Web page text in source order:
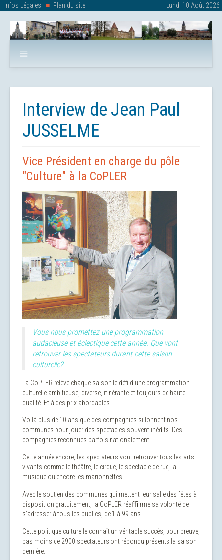
Infos Légales Plan du site Lundi 10 Août 2026
Interview de Jean Paul
JUSSELME
Vice Président en charge du pôle
"Culture" à la CoPLER
Vous nous promettez une programmation
audacieuse et éclectique cette année. Que vont
retrouver les spectateurs durant cette saison
culturelle?
La CoPLER relève chaque saison le défi d’une programmation
culturelle ambitieuse, diverse, itinérante et toujours de haute
qualité. Et à des prix abordables.
Voilà plus de 10 ans que des compagnies sillonnent nos
communes pour jouer des spectacles souvent inédits. Des
compagnies reconnues parfois nationalement.
Cette année encore, les spectateurs vont retrouver tous les arts
vivants comme le théâtre, le cirque, le spectacle de rue, la
musique ou encore les marionnettes.
Avec le soutien des communes qui mettent leur salle des fêtes à
disposition gratuitement, la CoPLER réaﬃ rme sa volonté de
s’adresser à tous les publics, de 1 à 99 ans.
Cette politique culturelle connaît un véritable succès, pour preuve,
pas moins de 2900 spectateurs ont répondu présents la saison
dernière.